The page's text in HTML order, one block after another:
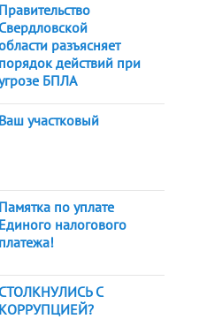
Правительство
Свердловской
разъясняет
порядок действий при
БПЛА
Ваш участковый
Памятка по уплате
Единого налогового
платежа!
СТОЛКНУЛИСЬ С
КОРРУПЦИЕЙ?